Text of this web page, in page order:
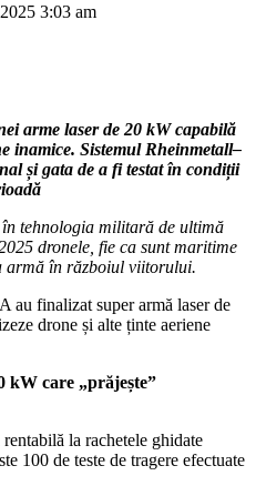
3:03 am
arme laser de 20 kW capabilă
inamice. Sistemul Rheinmetall–
și gata de a fi testat în condiții
tehnologia militară de ultimă
dronele, fie ca sunt maritime
armă în războiul viitorului.
finalizat super armă laser de
drone și alte ținte aeriene
kW care „prăjește”
la rachetele ghidate
100 de teste de tragere efectuate